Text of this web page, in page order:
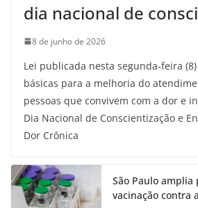
dia nacional de
8 de junho de 2026
Lei publicada nesta segunda-feira
básicas para a melhoria do
pessoas que convivem com a dor e
Dia Nacional de Conscientização e
Dor Crônica
São Paulo amplia
vacinação contra